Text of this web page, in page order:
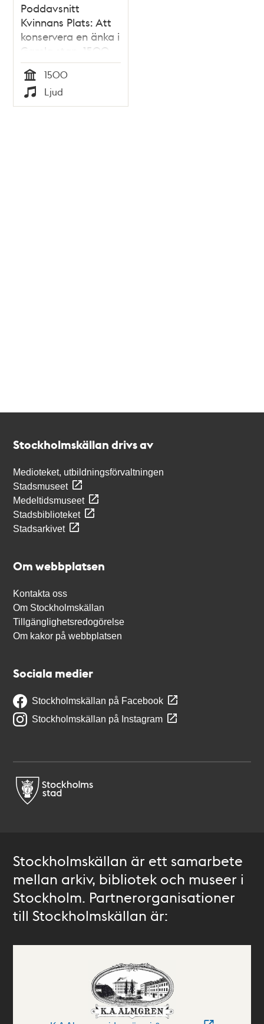
Poddavsnitt
Kvinnans Plats: Att
konservera en änka i
Gamla stan, 1500-
talet
Tid
1500
Typ
Ljud
Stockholmskällan drivs av
Medioteket, utbildningsförvaltningen
Stadsmuseet
Medeltidsmuseet
Stadsbiblioteket
Stadsarkivet
Om webbplatsen
Kontakta oss
Om Stockholmskällan
Tillgänglighetsredogörelse
Om kakor på webbplatsen
Sociala medier
Stockholmskällan på Facebook
Stockholmskällan på Instagram
Stockholmskällan är ett samarbete
mellan arkiv, bibliotek och museer i
Stockholm. Partnerorganisationer
till Stockholmskällan är: